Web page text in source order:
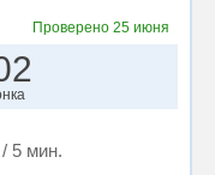
Проверено 25 июня
/ 5 мин.